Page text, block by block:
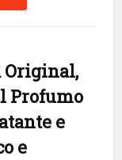
Original,
Profumo
e
e